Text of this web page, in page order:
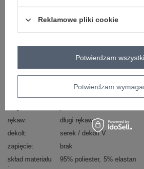
sukienka codzienna
poliester
rękaw
długi rękaw
dekolt
serek / dekolt V
zapięcie
brak
skład materiału
95% poliester 5% elastan
Reklamowe pliki cookie
Potwierdzam
Potwierdzam